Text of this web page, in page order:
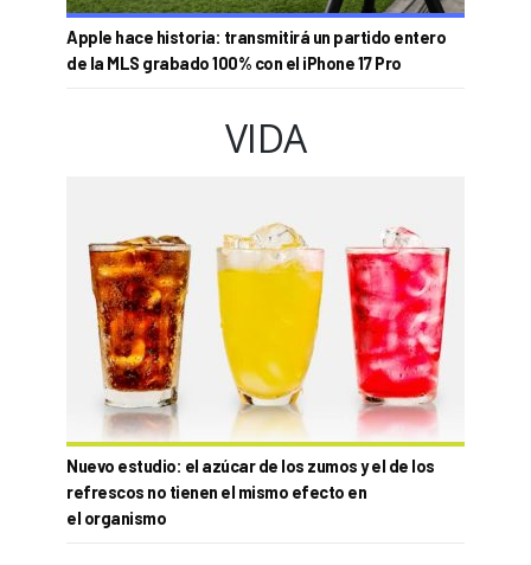
Apple hace historia: transmitirá un partido entero
de la MLS grabado 100% con el iPhone 17 Pro
VIDA
Nuevo estudio: el azúcar de los zumos y el de los
refrescos no tienen el mismo efecto en
el organismo